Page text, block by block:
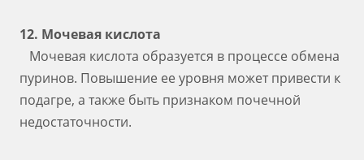
12. Мочевая кислота
Мочевая кислота образуется в процессе обмена
пуринов. Повышение ее уровня может привести к
подагре, а также быть признаком почечной
недостаточности.